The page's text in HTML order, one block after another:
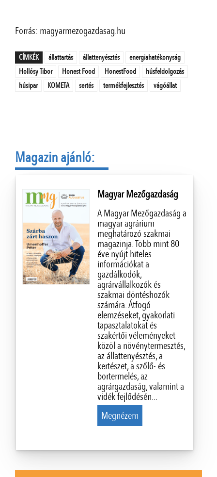
Forrás: magyarmezogazdasag.hu
CÍMKÉK állattartás állattenyésztés
energiahatékonyság
Hollósy Tibor
Honest Food HonestFood
húsfeldolgozás
húsipar
KOMETA sertés termékfejlesztés vágóállat
Magazin ajánló:
Magyar Mezőgazdaság
A Magyar Mezőgazdaság a
magyar agrárium
meghatározó szakmai
magazinja. Több mint 80
éve nyújt hiteles
információkat a
gazdálkodók,
agrárvállalkozók és
szakmai döntéshozók
számára. Átfogó
elemzéseket, gyakorlati
tapasztalatokat és
szakértői véleményeket
közöl a növénytermesztés,
az állattenyésztés, a
kertészet, a szőlő- és
bortermelés, az
agrárgazdaság, valamint a
vidék fejlődésén...
Megnézem